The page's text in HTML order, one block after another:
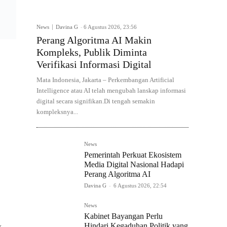
News Davina G - 6 Agustus 2026, 23:56
Perang Algoritma AI Makin
Kompleks, Publik Diminta
Verifikasi Informasi Digital
Mata Indonesia, Jakarta – Perkembangan Artificial
Intelligence atau AI telah mengubah lanskap informasi
digital secara signifikan.Di tengah semakin
kompleksnya...
News
Pemerintah Perkuat Ekosistem
Media Digital Nasional Hadapi
Perang Algoritma AI
Davina G - 6 Agustus 2026, 22:54
News
Kabinet Bayangan Perlu